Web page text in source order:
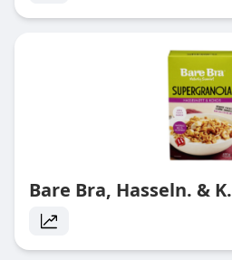
Bare Bra, Hasseln. & K.